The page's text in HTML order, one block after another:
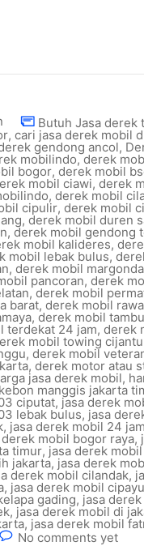
Butuh Jasa derek
, cari jasa derek mobil
gendong ancol,
mobilindo,derek
bogor, derek mobil
mobil ciawi, derek
, derek mobil
cipulir, derek mobil
, derek mobil duren
, derek mobil gendong
mobil kalideres,
mobil lebak bulus,
, derek mobil margonda
pancoran, derek
,derek mobil
barat, derek mobil
, derek mobil
terdekat 24 jam, derek
mobil towing
, derek mobil
, derek motor atau
jasa derek mobil,
manggis jakarta
ciputat, jasa derek
lebak bulus, jasa
, jasa derek mobil 24
derek mobil bogor raya,
timur, jasa derek
jakarta, jasa derek
derek mobil cilandak,
, jasa derek mobil
gading, jasa
, jasa derek mobil di
, jasa derek mobil
No comments yet